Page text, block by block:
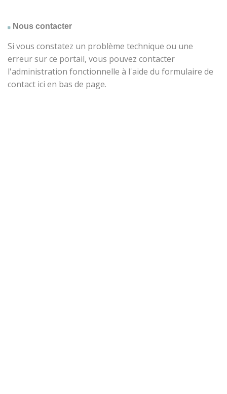
Nous contacter
Si vous constatez un problème technique ou une
erreur sur ce portail, vous pouvez contacter
l'administration fonctionnelle à l'aide du formulaire de
contact ici en bas de page.